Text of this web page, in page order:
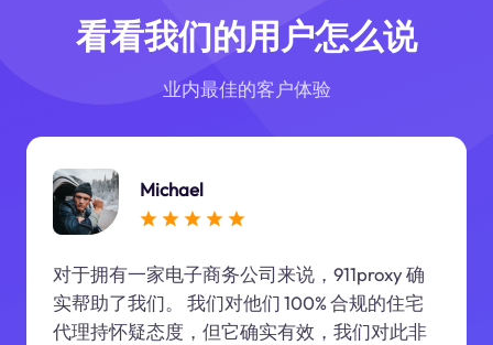
看看我们的用户怎么说
业内最佳的客户体验
Michael
对于拥有一家电子商务公司来说，911proxy 确
实帮助了我们。 我们对他们 100% 合规的住宅
代理持怀疑态度，但它确实有效，我们对此非